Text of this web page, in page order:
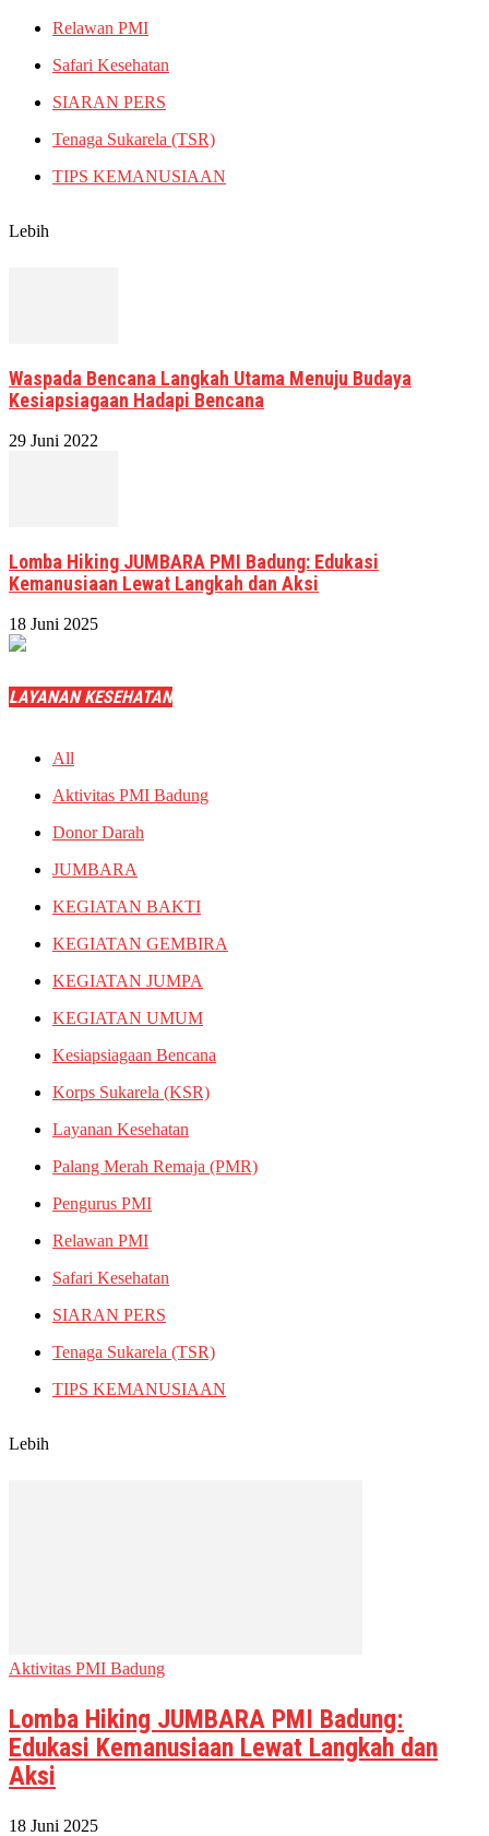
Relawan PMI
Safari Kesehatan
SIARAN PERS
Tenaga Sukarela (TSR)
TIPS KEMANUSIAAN
Lebih
Waspada Bencana Langkah Utama Menuju Budaya
Kesiapsiagaan Hadapi Bencana
29 Juni 2022
Lomba Hiking JUMBARA PMI Badung: Edukasi
Kemanusiaan Lewat Langkah dan Aksi
18 Juni 2025
LAYANAN KESEHATAN
All
Aktivitas PMI Badung
Donor Darah
JUMBARA
KEGIATAN BAKTI
KEGIATAN GEMBIRA
KEGIATAN JUMPA
KEGIATAN UMUM
Kesiapsiagaan Bencana
Korps Sukarela (KSR)
Layanan Kesehatan
Palang Merah Remaja (PMR)
Pengurus PMI
Relawan PMI
Safari Kesehatan
SIARAN PERS
Tenaga Sukarela (TSR)
TIPS KEMANUSIAAN
Lebih
Aktivitas PMI Badung
Lomba Hiking JUMBARA PMI Badung:
Edukasi Kemanusiaan Lewat Langkah dan
Aksi
18 Juni 2025